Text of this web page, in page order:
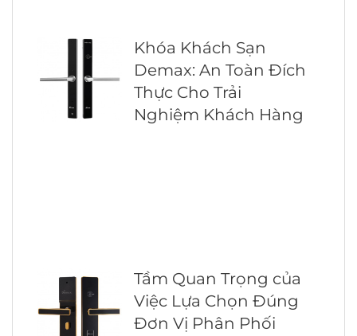
Khóa Khách Sạn
Demax: An Toàn Đích
Thực Cho Trải
Nghiệm Khách Hàng
Tầm Quan Trọng của
Việc Lựa Chọn Đúng
Đơn Vị Phân Phối